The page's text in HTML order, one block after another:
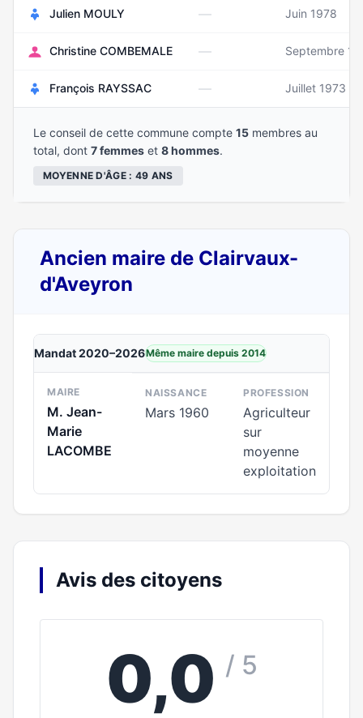
Julien MOULY — Juin 1978
Christine COMBEMALE — Septembre
François RAYSSAC — Juillet 1973
Le conseil de cette commune compte 15 membres au
total, dont 7 femmes et 8 hommes.
MOYENNE D'ÂGE : 49 ANS
Ancien maire de Clairvaux-
d'Aveyron
Mandat 2020–2026Même maire depuis 2014
MAIRE
M. Jean-
Marie
LACOMBE
NAISSANCE
Mars 1960
PROFESSION
Agriculteur
sur
moyenne
exploitation
Avis des citoyens
0,0 / 5